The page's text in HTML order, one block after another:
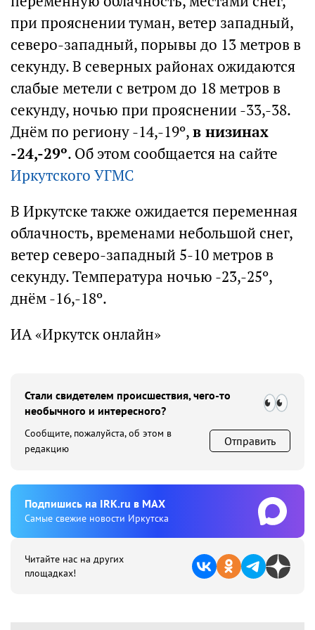
при прояснении туман, ветер западный,
северо-западный, порывы до 13 метров в
секунду. В северных районах ожидаются
слабые метели с ветром до 18 метров в
секунду, ночью при прояснении -33,-38.
Днём по региону -14,-19º,в низинах
-24,-29º. Об этом сообщается на сайте
Иркутского УГМС
В Иркутске также ожидается переменная
облачность, временами небольшой снег,
ветер северо-западный 5-10 метров в
секунду. Температура ночью -23,-25º,
днём -16,-18º.
ИА «Иркутск онлайн»
Стали свидетелем происшествия, чего-то
необычного и интересного?
Сообщите, пожалуйста, об этом в
редакцию
Отправить
Подпишиcь на IRK.ru в MAX
Cамые свежие новости Иркутска
Читайте нас на других
площадках!